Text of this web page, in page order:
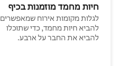
חיות מחמד מוזמנות בכיף
לגלות מקומות אירוח שמאפשרים
להביא חיות מחמד, כדי שתוכלו
להביא את החבר על ארבע.